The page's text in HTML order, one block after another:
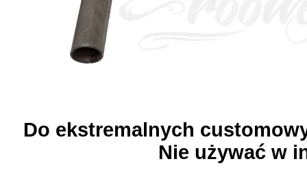
Do ekstremalnych
Nie używać w